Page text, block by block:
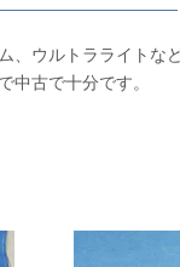
ウルトラライト
中古で十分です。